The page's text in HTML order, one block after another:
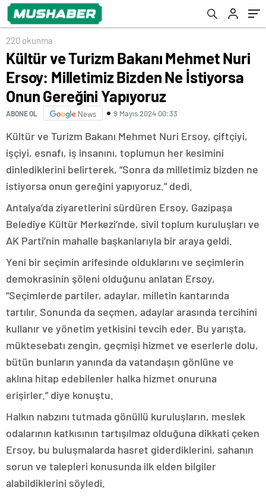
Yapıyoruz
220 okunma
Kültür ve Turizm Bakanı Mehmet Nuri
Ersoy: Milletimiz Bizden Ne İstiyorsa
Onun Gereğini Yapıyoruz
ABONE OL News 9 Mayıs 2024 00:33
Kültür ve Turizm Bakanı Mehmet Nuri Ersoy, çiftçiyi,
işçiyi, esnafı, iş insanını, toplumun her kesimini
dinlediklerini belirterek, “Sonra da milletimiz bizden ne
istiyorsa onun gereğini yapıyoruz.” dedi.
Antalya’da ziyaretlerini sürdüren Ersoy, Gazipaşa
Belediye Kültür Merkezi’nde, sivil toplum kuruluşları ve
AK Parti’nin mahalle başkanlarıyla bir araya geldi.
Yeni bir seçimin arifesinde olduklarını ve seçimlerin
demokrasinin şöleni olduğunu anlatan Ersoy,
“Seçimlerde partiler, adaylar, milletin kantarında
tartılır. Sonunda da seçmen, adaylar arasında tercihini
kullanır ve yönetim yetkisini tevcih eder. Bu yarışta,
müktesebatı zengin, geçmişi hizmet ve eserlerle dolu,
bütün bunların yanında da vatandaşın gönlüne ve
aklına hitap edebilenler halka hizmet onuruna
erişirler.” diye konuştu.
Halkın nabzını tutmada gönüllü kuruluşların, meslek
odalarının katkısının tartışılmaz olduğuna dikkati çeken
Ersoy, bu buluşmalarda hasret giderdiklerini, sahanın
sorun ve talepleri konusunda ilk elden bilgiler
alabildiklerini söyledi.